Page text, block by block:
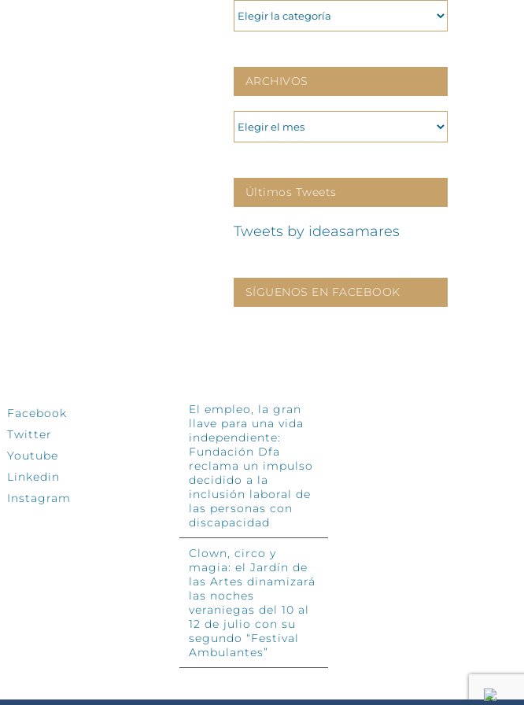
CATEGORIAS
ARCHIVOS
ARCHIVOS
Últimos Tweets
Tweets by ideasamares
SÍGUENOS EN FACEBOOK
Facebook
Twitter
Youtube
Linkedin
Instagram
El empleo, la gran
llave para una vida
independiente:
Fundación Dfa
reclama un impulso
decidido a la
inclusión laboral de
las personas con
discapacidad
Clown, circo y
magia: el Jardín de
las Artes dinamizará
las noches
veraniegas del 10 al
12 de julio con su
segundo “Festival
Ambulantes”